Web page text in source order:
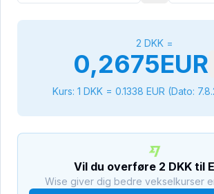
2 DKK =
0,2675EUR
Kurs: 1 DKK = 0.1338 EUR (Dato:
Vil du overføre 2 DKK til
Wise giver dig bedre vekselkurser